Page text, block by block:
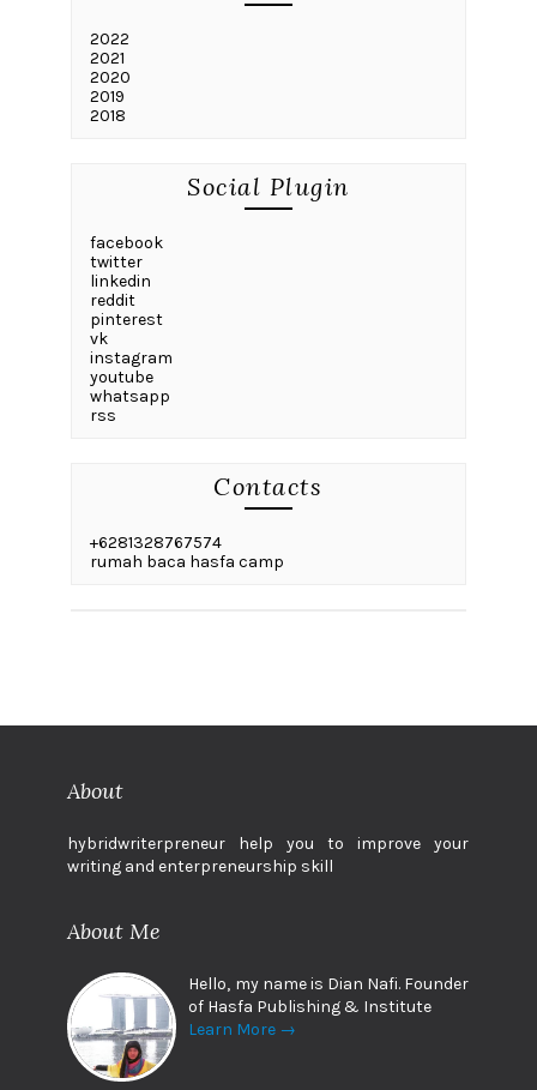
2022
2021
2020
2019
2018
Social Plugin
facebook
twitter
linkedin
reddit
pinterest
vk
instagram
youtube
whatsapp
rss
Contacts
+6281328767574
rumah baca hasfa camp
About
hybridwriterpreneur help you to improve your
writing and enterpreneurship skill
About Me
Hello, my name is Dian Nafi. Founder
of Hasfa Publishing & Institute
Learn More →